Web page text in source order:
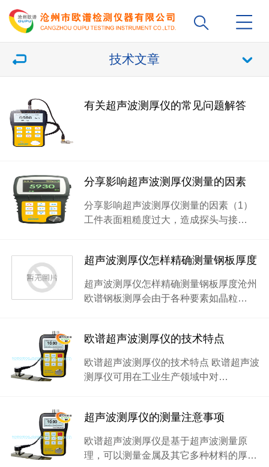
技术文章
有关超声波测厚仪的常见问题解答
分享影响超声波测厚仪测量的因素
分享影响超声波测厚仪测量的因素（1）
工件表面粗糙度过大，造成探头与接…
超声波测厚仪怎样精确测量钢板厚度
超声波测厚仪怎样精确测量钢板厚度沧州
欧谱钢板测厚会由于各种要素如晶粒…
欧谱超声波测厚仪的技术特点
欧谱超声波测厚仪的技术特点 欧谱超声波
测厚仪可用在工业生产领域中对…
超声波测厚仪的测量注意事项
欧谱超声波测厚仪是基于超声波测量原
理，可以测量金属及其它多种材料的厚…